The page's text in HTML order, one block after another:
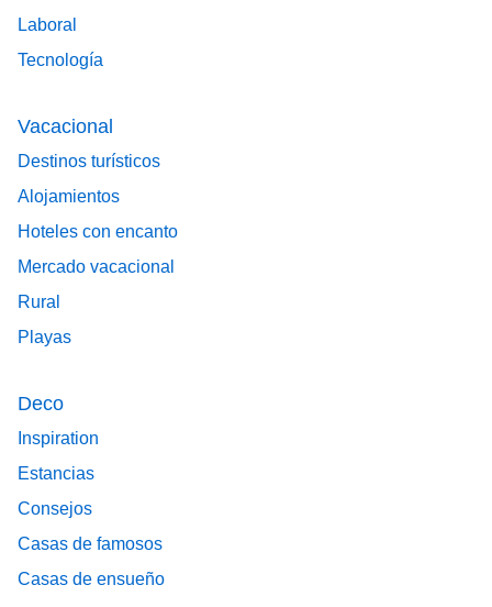
Laboral
Tecnología
Vacacional
Destinos turísticos
Alojamientos
Hoteles con encanto
Mercado vacacional
Rural
Playas
Deco
Inspiration
Estancias
Consejos
Casas de famosos
Casas de ensueño